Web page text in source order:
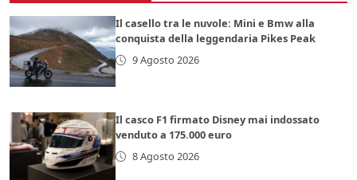
Il casello tra le nuvole: Mini e Bmw alla
conquista della leggendaria Pikes Peak
9 Agosto 2026
Il casco F1 firmato Disney mai indossato
venduto a 175.000 euro
8 Agosto 2026